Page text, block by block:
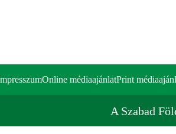
Online médiaajánlatPrint
A Szabad